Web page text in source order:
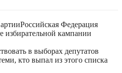
Российская Федерация
избирательной кампании
в выборах депутатов
кто выпал из этого списка